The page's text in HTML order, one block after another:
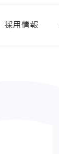
採用情報